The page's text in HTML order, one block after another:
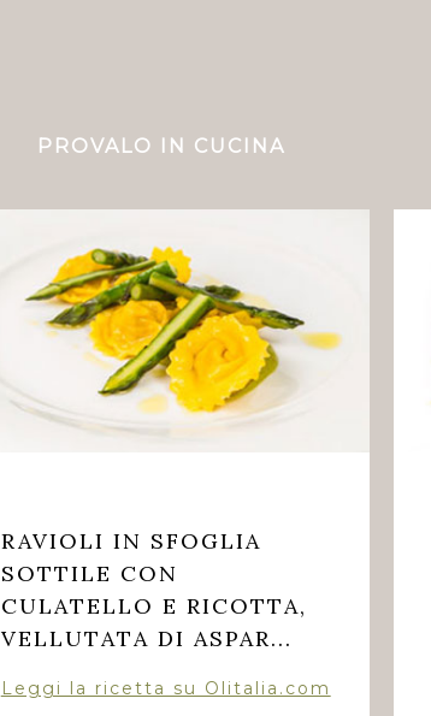
PROVALO IN CUCINA
RAVIOLI IN SFOGLIA
SOTTILE CON
CULATELLO E RICOTTA,
VELLUTATA DI ASPAR...
Leggi la ricetta su Olitalia.com